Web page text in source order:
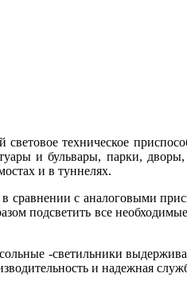
техническое
и бульвары, парки,
и в туннелях.
сравнении с аналоговыми
подсветить все
-светильники
и надежная